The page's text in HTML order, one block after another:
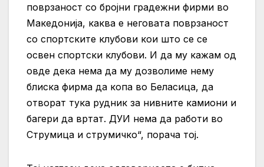
поврзаност со бројни градежни фирми во
Македонија, каква е неговата поврзаност
со спортските клубови кои што се се
освен спортски клубови. И да му кажам од
овде дека нема да му дозволиме нему
блиска фирма да копа во Беласица, да
отворат тука рудник за нивните камиони и
багери да вртат. ДУИ нема да работи во
Струмица и струмичко“, порача тој.